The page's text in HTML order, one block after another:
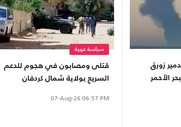
زورق
الأحمر
سياسة عربية
قتلى ومصابون في هجوم للدعم
السريع بولاية شمال كردفان
07-Aug-26 06:57 PM